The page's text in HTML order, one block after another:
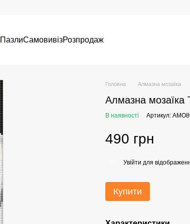
ПазлиСамовивізРозпродаж
Головна Алмазна мозаїка
Алмазна мозаїка
В наявності Артикул:
490 грн
Увійти для
Купити